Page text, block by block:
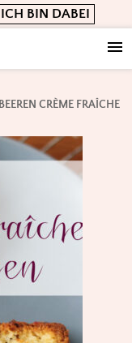
ICH BIN DABEI
BEEREN CRÈME FRAÎCHE